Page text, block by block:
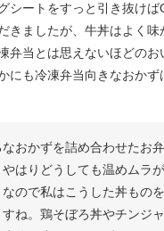
シートをすっと引き抜けば
きましたが、牛丼はよく味
弁当とは思えないほどのお
にも冷凍弁当向きなおかず
なおかずを詰め合わせたお
はりどうしても温めムラ
なので私はこうした丼もの
すね。鶏そぼろ丼やチンジ